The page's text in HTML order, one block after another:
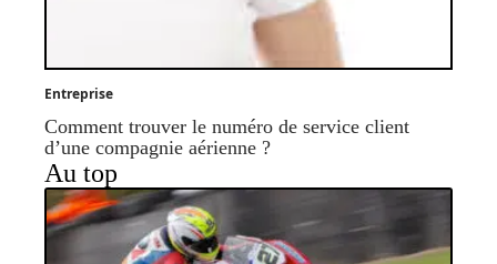
Entreprise
Comment trouver le numéro de service client
d’une compagnie aérienne ?
Au top